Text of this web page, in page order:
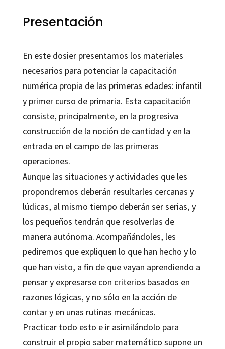
operaciones
Presentación
En este dosier presentamos los materiales
necesarios para potenciar la capacitación
numérica propia de las primeras edades: infantil
y primer curso de primaria. Esta capacitación
consiste, principalmente, en la progresiva
construcción de la noción de cantidad y en la
entrada en el campo de las primeras
operaciones.
Aunque las situaciones y actividades que les
propondremos deberán resultarles cercanas y
lúdicas, al mismo tiempo deberán ser serias, y
los pequeños tendrán que resolverlas de
manera autónoma. Acompañándoles, les
pediremos que expliquen lo que han hecho y lo
que han visto, a fin de que vayan aprendiendo a
pensar y expresarse con criterios basados en
razones lógicas, y no sólo en la acción de
contar y en unas rutinas mecánicas.
Practicar todo esto e ir asimilándolo para
construir el propio saber matemático supone un